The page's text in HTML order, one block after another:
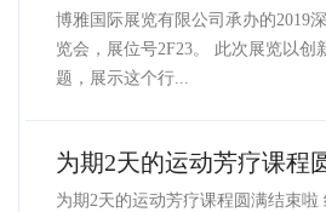
博雅国际展览有限公司承办的2019
览会，展位号2F23。 此次展览以创
题，展示这个行...
为期2天的运动芳疗课程
为期2天的运动芳疗课程圆满结束啦